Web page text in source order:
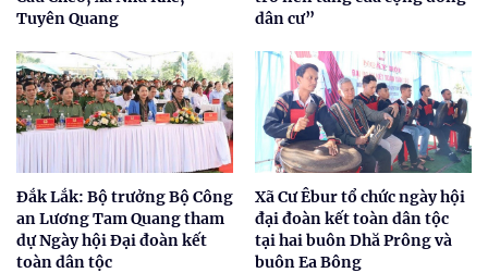
Tuyên Quang
dân cư”
Đắk Lắk: Bộ trưởng Bộ Công
an Lương Tam Quang tham
dự Ngày hội Đại đoàn kết
toàn dân tộc
Xã Cư Êbur tổ chức ngày hội
đại đoàn kết toàn dân tộc
tại hai buôn Dhă Prông và
buôn Ea Bông